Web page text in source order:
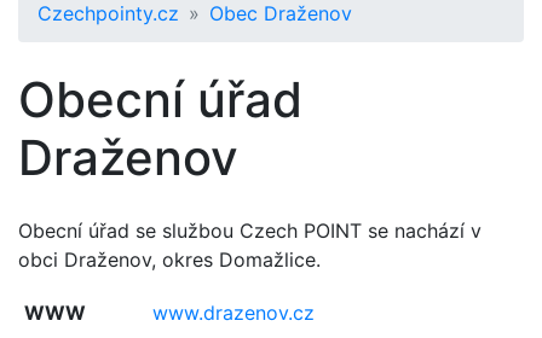
Czechpointy.cz Obec Draženov
Obecní úřad
Draženov
Obecní úřad se službou Czech POINT se nachází v
obci Draženov, okres Domažlice.
WWW
www.drazenov.cz